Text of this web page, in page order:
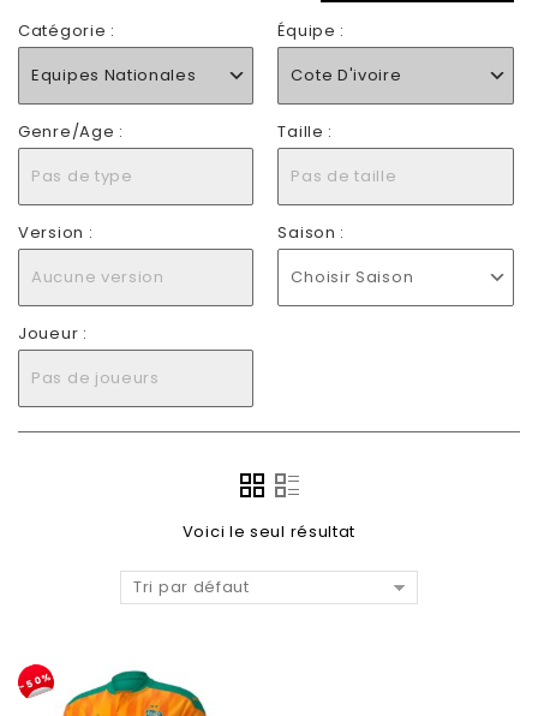
Catégorie :
Equipes Nationales
Équipe :
Cote D'ivoire
Genre/Age :
Pas de type
Taille :
Pas de taille
Version :
Aucune version
Saison :
Choisir Saison
Joueur :
Pas de joueurs
Voici le seul résultat
Tri par défaut
-50%